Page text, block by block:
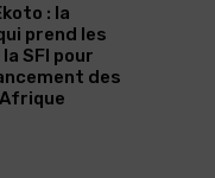
: la
prend les
SFI pour
des